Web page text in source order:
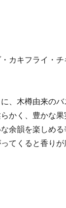
カキフライ・
、木樽由来のバ
かく、豊かな果
余韻を楽しめる
てくると香りが